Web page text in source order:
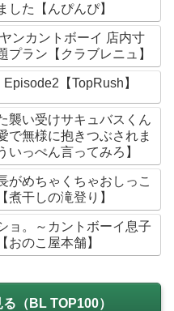
した【んぴんぴ】
ンカントボーイ 店内寸
プラン【クラブレニュ】
【TopRush】
襲い受けサキュバスくん
で無様に抱きつぶされま
いっぺん言ってみろ】
がめちゃくちゃおしっこ
煮干しの滝登り】
ョ。～カントボーイ息子
おのこ屋本舗】
（BL TOP100）